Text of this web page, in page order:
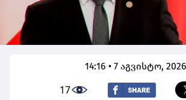
14:16 • 7 აგვისტო, 2026
17